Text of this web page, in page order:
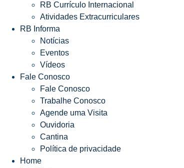
RB Currículo Internacional
Atividades Extracurriculares
RB Informa
Notícias
Eventos
Vídeos
Fale Conosco
Fale Conosco
Trabalhe Conosco
Agende uma Visita
Ouvidoria
Cantina
Política de privacidade
Home